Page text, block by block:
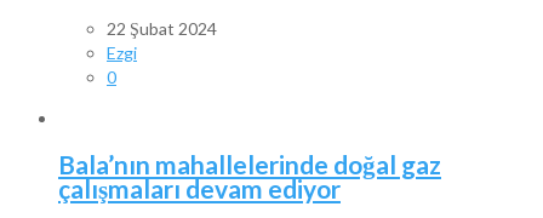
22 Şubat 2024
Ezgi
0
Bala’nın mahallelerinde doğal gaz
çalışmaları devam ediyor